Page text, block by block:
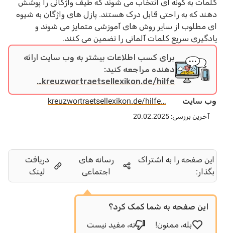
کلمات به گونه ای انتخاب می شوند که طیف واژگانی را پوشش
دهند که به راحتی قابل درک هستند. پازل های واژگان به شیوه
ای مطلوب از سایر روش های آموزشی متمایز می شوند و
یادگیری سریع کلمات آلمانی را تضمین می کنند.
برای کسب اطلاعات بیشتر به وب سایت ارائه
دهنده مراجعه کنید:
kreuzwortraetsellexikon.de/hilfe…
وب سایت kreuzwortraetsellexikon.de/hilfe…
آخرین بررسی: 20.02.2025
این صفحه را به اشتراک
بگذار:
رسانه های
اجتماعی
دریافت
لینک
این صفحه به شما کمک کرد؟
بله، ممنون!
نه، مفید نیست